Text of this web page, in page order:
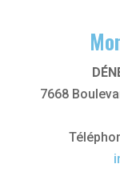
7668